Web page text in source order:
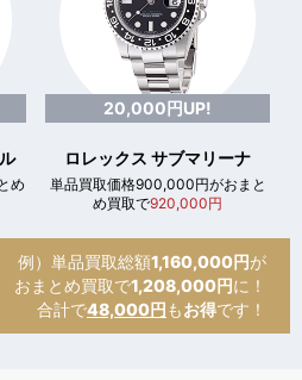
め
20,000円UP!
ロレックス サブマリーナ
単品買取価格900,000円がおまと
め買取で920,000円
例）単品買取総額1,160,000円が
おまとめ買取で1,208,000円に！
合計で48,000円 もお得です！